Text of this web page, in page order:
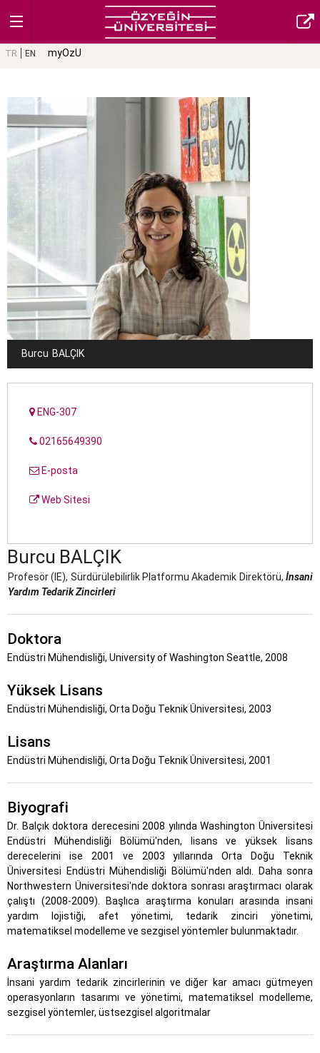
TR EN myOzU
Burcu BALÇIK
ENG-307
02165649390
E-posta
Web Sitesi
Burcu BALÇIK
Profesör (IE), Sürdürülebilirlik Platformu Akademik Direktörü, İnsani
Yardım Tedarik Zincirleri
Doktora
Endüstri Mühendisliği, University of Washington Seattle, 2008
Yüksek Lisans
Endüstri Mühendisliği, Orta Doğu Teknik Üniversitesi, 2003
Lisans
Endüstri Mühendisliği, Orta Doğu Teknik Üniversitesi, 2001
Biyografi
Dr. Balçık doktora derecesini 2008 yılında Washington Üniversitesi
Endüstri Mühendisliği Bölümü'nden, lisans ve yüksek lisans
derecelerini ise 2001 ve 2003 yıllarında Orta Doğu Teknik
Üniversitesi Endüstri Mühendisliği Bölümü'nden aldı. Daha sonra
Northwestern Üniversitesi'nde doktora sonrası araştırmacı olarak
çalıştı (2008-2009). Başlıca araştırma konuları arasında insani
yardım lojistiği, afet yönetimi, tedarik zinciri yönetimi,
matematiksel modelleme ve sezgisel yöntemler bulunmaktadır.
Araştırma Alanları
İnsani yardım tedarik zincirlerinin ve diğer kar amacı gütmeyen
operasyonların tasarımı ve yönetimi, matematiksel modelleme,
sezgisel yöntemler, üstsezgisel algoritmalar